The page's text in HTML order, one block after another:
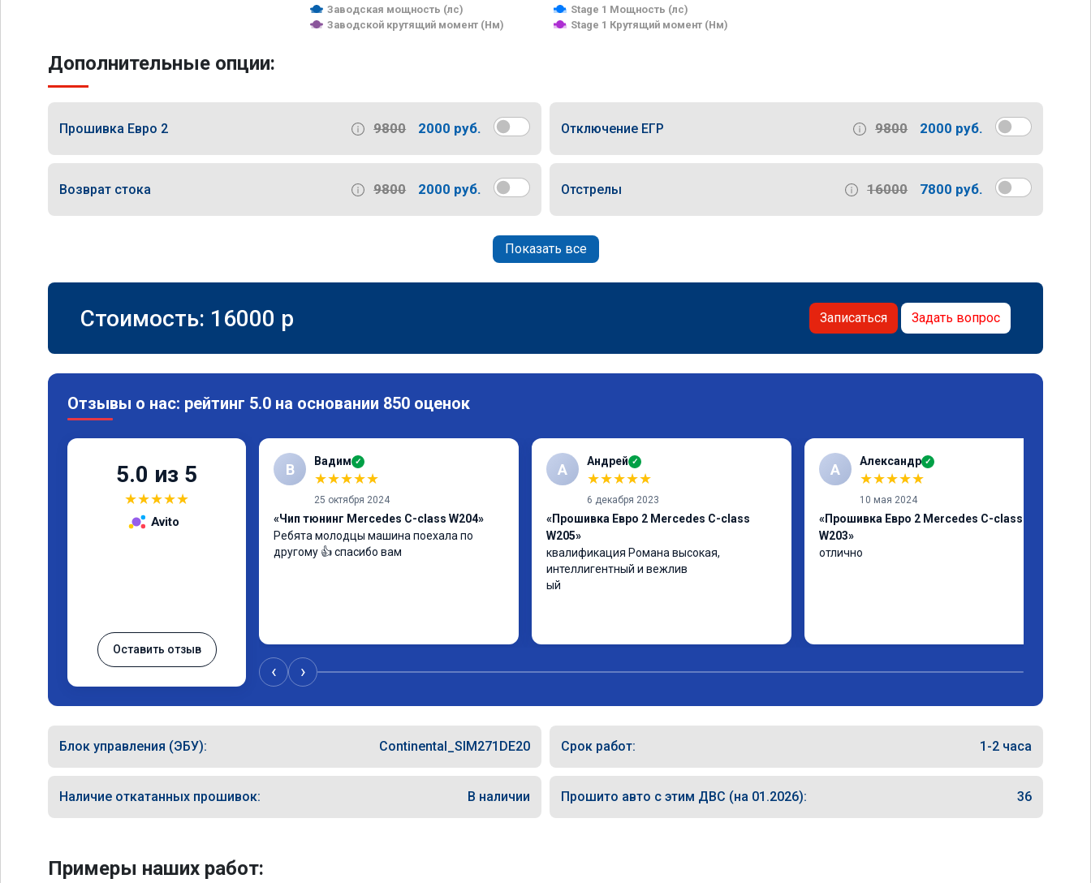
Заводская мощность (лс)
Stage 1 Мощность (лс)
Заводской крутящий момент (Нм)
Stage 1 Крутящий момент (Нм)
Дополнительные опции:
Прошивка Евро 2 9800 2000 руб. Отключение ЕГР 9800 2000 руб.
Возврат стока 9800 2000 руб. Отстрелы 16000 7800 руб.
Показать все
Стоимость: 16000 p Записаться Задать вопрос
Отзывы о нас: рейтинг 5.0 на основании 850 оценок
5.0 из 5
★★★★★
Avito
Оставить отзыв
В Вадим ✓
★★★★★
25 октября 2024
«Чип тюнинг Mercedes C-class W204»
Ребята молодцы машина поехала по
другому 👍 спасибо вам
А Андрей ✓
★★★★★
6 декабря 2023
«Прошивка Евро 2 Mercedes C-class
W205»
квалификация Романа высокая,
интеллигентный и вежлив
ый
А Александр ✓
★★★★★
10 мая 2024
«Прошивка Евро 2 Mercedes C-class
W203»
отлично
‹ ›
Блок управления (ЭБУ): Continental_SIM271DE20 Срок работ: 1-2 часа
Наличие откатанных прошивок: В наличии Прошито авто с этим ДВС (на 01.2026): 36
Примеры наших работ: